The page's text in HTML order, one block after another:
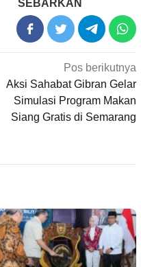
SEBARKAN
Pos berikutnya
Aksi Sahabat Gibran Gelar
Simulasi Program Makan
Siang Gratis di Semarang